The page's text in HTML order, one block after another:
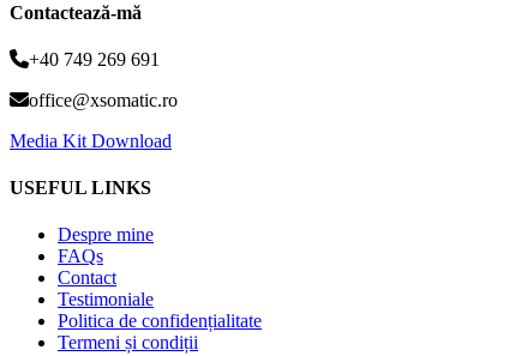
Contactează-mă
+40 749 269 691
office@xsomatic.ro
Media Kit Download
USEFUL LINKS
Despre mine
FAQs
Contact
Testimoniale
Politica de confidențialitate
Termeni și condiții